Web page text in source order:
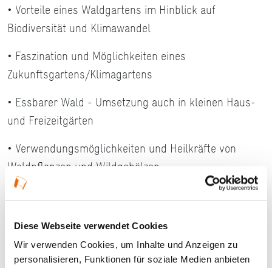
Diese Webseite verwendet Cookies
Wir verwenden Cookies, um Inhalte und Anzeigen zu
personalisieren, Funktionen für soziale Medien anbieten
• Vorteile eines Waldgartens im Hinblick auf
Biodiversität und Klimawandel
• Faszination und Möglichkeiten eines
Zukunftsgartens/Klimagartens
• Essbarer Wald - Umsetzung auch in kleinen Haus-
und Freizeitgärten
• Verwendungsmöglichkeiten und Heilkräfte von
Waldpflanzen und Wildgehölzen
• Praxiseinheit: Herstellung einer Moos-Tannensalbe
Details